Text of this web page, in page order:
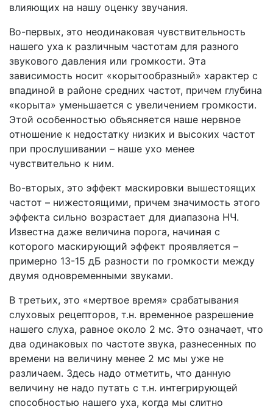
влияющих на нашу оценку звучания.
Во-первых, это неодинаковая чувствительность
нашего уха к различным частотам для разного
звукового давления или громкости. Эта
зависимость носит «корытообразный» характер с
впадиной в районе средних частот, причем глубина
«корыта» уменьшается с увеличением громкости.
Этой особенностью объясняется наше нервное
отношение к недостатку низких и высоких частот
при прослушивании – наше ухо менее
чувствительно к ним.
Во-вторых, это эффект маскировки вышестоящих
частот – нижестоящими, причем значимость этого
эффекта сильно возрастает для диапазона НЧ.
Известна даже величина порога, начиная с
которого маскирующий эффект проявляется –
примерно 13-15 дБ разности по громкости между
двумя одновременными звуками.
В третьих, это «мертвое время» срабатывания
слуховых рецепторов, т.н. временное разрешение
нашего слуха, равное около 2 мс. Это означает, что
два одинаковых по частоте звука, разнесенных по
времени на величину менее 2 мс мы уже не
различаем. Здесь надо отметить, что данную
величину не надо путать с т.н. интегрирующей
способностью нашего уха, когда мы слитно